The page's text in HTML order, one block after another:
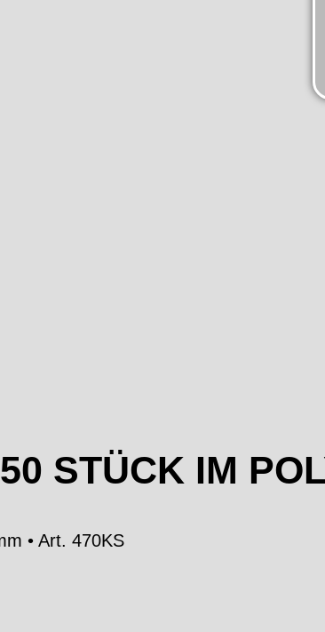
STÜCK IM
• Art. 470KS